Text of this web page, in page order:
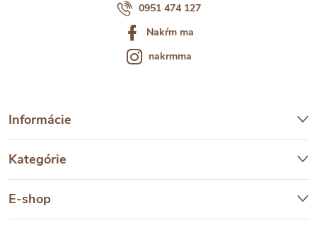
Informácie
Kategórie
E-shop
0951 474 127
Nakŕm ma
nakrmma